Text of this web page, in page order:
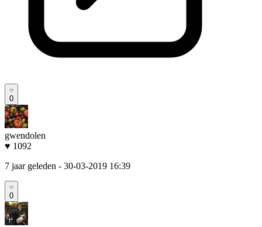
0
gwendolen
♥ 1092
7 jaar geleden - 30-03-2019 16:39
0